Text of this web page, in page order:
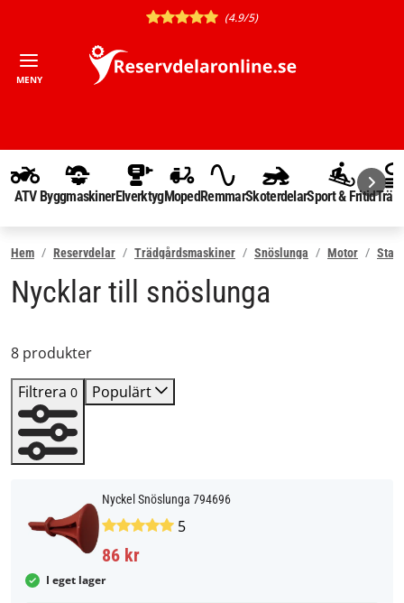
(4.9/5)
MENY
ATV ByggmaskinerElverktygMopedRemmarSkoterdelarSport & Fritid
Hem Reservdelar Trädgårdsmaskiner Snöslunga Motor
Nycklar till snöslunga
8 produkter
Filtrera 0 Populärt
Nyckel Snöslunga 794696
5
86 kr
I eget lager